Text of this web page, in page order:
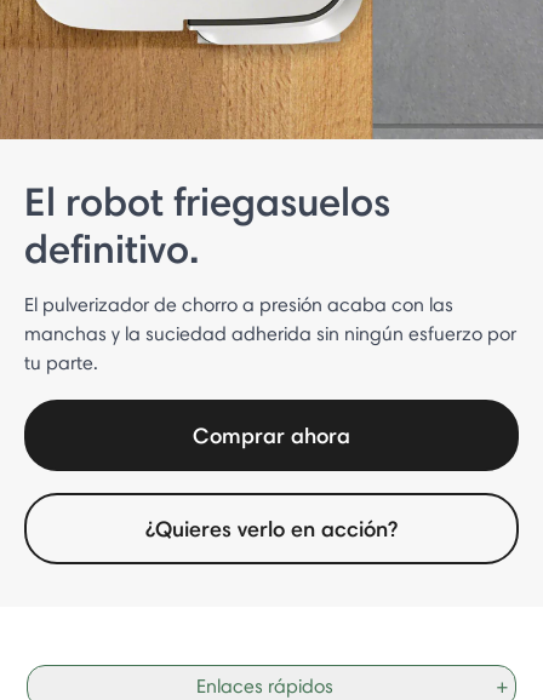
El robot friegasuelos
definitivo.
El pulverizador de chorro a presión acaba con las
manchas y la suciedad adherida sin ningún esfuerzo por
tu parte.
Comprar ahora
¿Quieres verlo en acción?
Enlaces rápidos +